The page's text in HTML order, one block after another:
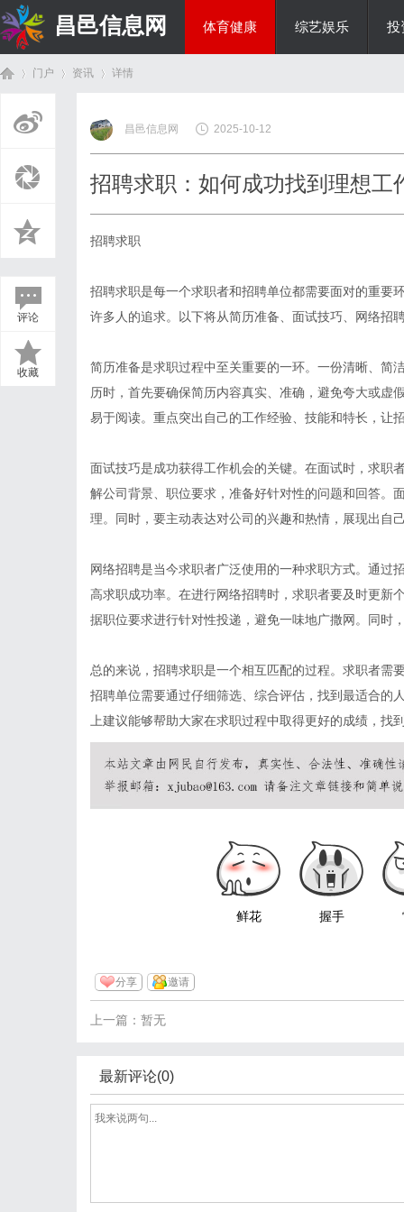
昌邑信息网 体育健康 综艺娱乐 投
门户 资讯
›
详情
评论
收藏
昌邑信息网 2025-10-12
招聘求职：如何成功找到理想工
招聘求职
招聘求职是每一个求职者和招聘单位都需要面对的重要
许多人的追求。以下将从简历准备、面试技巧、网络招
简历准备是求职过程中至关重要的一环。一份清晰、简
历时，首先要确保简历内容真实、准确，避免夸大或虚
易于阅读。重点突出自己的工作经验、技能和特长，让
面试技巧是成功获得工作机会的关键。在面试时，求职
解公司背景、职位要求，准备好针对性的问题和回答。
理。同时，要主动表达对公司的兴趣和热情，展现出自
网络招聘是当今求职者广泛使用的一种求职方式。通过
高求职成功率。在进行网络招聘时，求职者要及时更新
据职位要求进行针对性投递，避免一味地广撒网。同时
总的来说，招聘求职是一个相互匹配的过程。求职者需
招聘单位需要通过仔细筛选、综合评估，找到最适合的
上建议能够帮助大家在求职过程中取得更好的成绩，找
鲜花 握手
分享 邀请
上一篇：暂无
最新评论(0)